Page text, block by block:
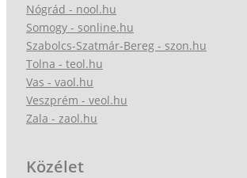
Nógrád - nool.hu
Somogy - sonline.hu
Szabolcs-Szatmár-Bereg - szon.hu
Tolna - teol.hu
Vas - vaol.hu
Veszprém - veol.hu
Zala - zaol.hu
Közélet